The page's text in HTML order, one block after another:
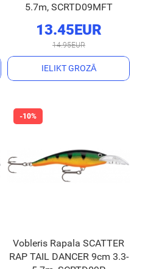
5.7m, SCRTD09MFT
13.45EUR
14.95EUR
IELIKT GROZĀ
Vobleris Rapala SCATTER
RAP TAIL DANCER 9cm 3.3-